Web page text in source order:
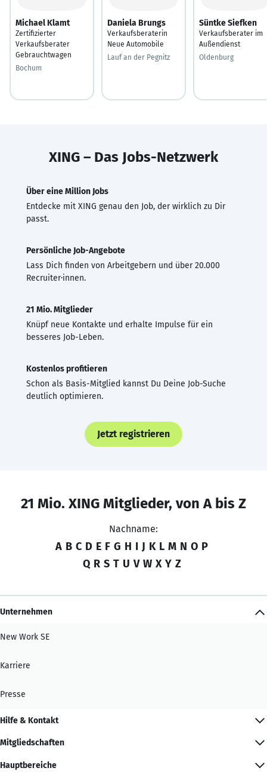
Michael Klamt
Zertifizierter
Verkaufsberater
Gebrauchtwagen
Bochum
Daniela Brungs
Verkaufsberaterin
Neue Automobile
Lauf an der Pegnitz
Süntke Siefken
Verkaufsberater im
Außendienst
Oldenburg
XING – Das Jobs-Netzwerk
Über eine Million Jobs
Entdecke mit XING genau den Job, der wirklich zu Dir
passt.
Persönliche Job-Angebote
Lass Dich finden von Arbeitgebern und über 20.000
Recruiter·innen.
21 Mio. Mitglieder
Knüpf neue Kontakte und erhalte Impulse für ein
besseres Job-Leben.
Kostenlos profitieren
Schon als Basis-Mitglied kannst Du Deine Job-Suche
deutlich optimieren.
Jetzt registrieren
21 Mio. XING Mitglieder, von A bis Z
Nachname:
A B C D E F G H I J K L M N O P
Q R S T U V W X Y Z
Unternehmen
New Work SE
Karriere
Presse
Hilfe & Kontakt
Mitgliedschaften
Hauptbereiche